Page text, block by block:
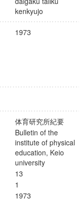
kenkyujo
1973
体育研究所紀要
Bulletin of the
institute of physical
education, Keio
university
13
1
1973